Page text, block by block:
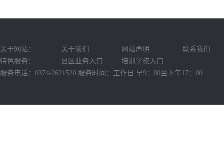
关于网站： 关于我们 网站声明
联系我们
特色服务：
县区业务入口
培训学校入口
服务电话：0374-2621520 服务时间：工作日 早9：00至下午17：00